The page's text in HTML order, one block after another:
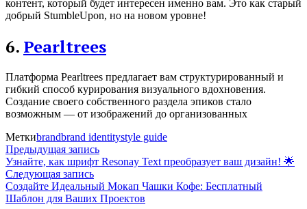
контент, который будет интересен именно вам. Это как старый
добрый StumbleUpon, но на новом уровне!
6. Pearltrees
Платформа Pearltrees предлагает вам структурированный и
гибкий способ курирования визуального вдохновения.
Создание своего собственного раздела эпиков стало
возможным — от изображений до организованных
Меткиbrandbrand identitystyle guide
Навигация
по
записям
Предыдущая записьПредыдущая
запись:
Узнайте, как шрифт Resonay Text преобразует ваш дизайн! 🌟
Следующая записьСледующая
запись:
Создайте Идеальный Мокап Чашки Кофе: Бесплатный
Шаблон для Ваших Проектов